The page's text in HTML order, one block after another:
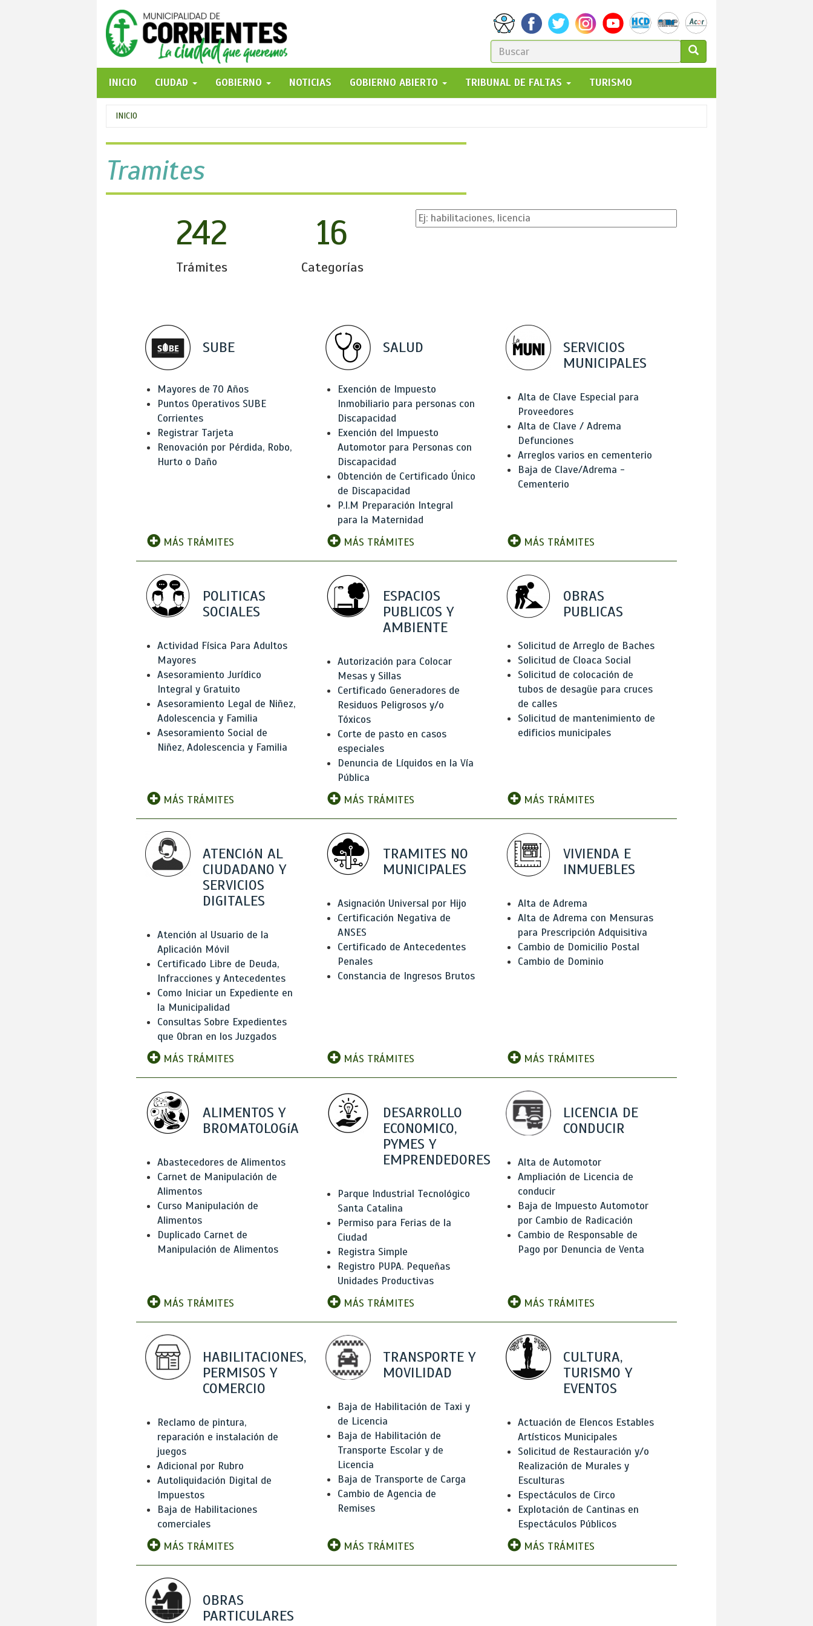
FORMULARIO
DE
BÚSQUEDA
GO!
INICIO
CIUDAD GOBIERNO NOTICIAS GOBIERNO ABIERTO TRIBUNAL DE FALTAS TURISMO
Se
encuentra
usted
aquí
INICIO
Tramites
242
Trámites
16
Categorías
SUBE
Mayores de 70 Años
Puntos Operativos SUBE
Corrientes
Registrar Tarjeta
Renovación por Pérdida, Robo,
Hurto o Daño
MÁS TRÁMITES
SALUD
Exención de Impuesto
Inmobiliario para personas con
Discapacidad
Exención del Impuesto
Automotor para Personas con
Discapacidad
Obtención de Certificado Único
de Discapacidad
P.I.M Preparación Integral
para la Maternidad
MÁS TRÁMITES
SERVICIOS
MUNICIPALES
Alta de Clave Especial para
Proveedores
Alta de Clave / Adrema
Defunciones
Arreglos varios en cementerio
Baja de Clave/Adrema -
Cementerio
MÁS TRÁMITES
POLITICAS
SOCIALES
Actividad Física Para Adultos
Mayores
Asesoramiento Jurídico
Integral y Gratuito
Asesoramiento Legal de Niñez,
Adolescencia y Familia
Asesoramiento Social de
Niñez, Adolescencia y Familia
MÁS TRÁMITES
ESPACIOS
PUBLICOS Y
AMBIENTE
Autorización para Colocar
Mesas y Sillas
Certificado Generadores de
Residuos Peligrosos y/o
Tóxicos
Corte de pasto en casos
especiales
Denuncia de Líquidos en la Vía
Pública
MÁS TRÁMITES
OBRAS
PUBLICAS
Solicitud de Arreglo de Baches
Solicitud de Cloaca Social
Solicitud de colocación de
tubos de desagüe para cruces
de calles
Solicitud de mantenimiento de
edificios municipales
MÁS TRÁMITES
ATENCIóN AL
CIUDADANO Y
SERVICIOS
DIGITALES
Atención al Usuario de la
Aplicación Móvil
Certificado Libre de Deuda,
Infracciones y Antecedentes
Como Iniciar un Expediente en
la Municipalidad
Consultas Sobre Expedientes
que Obran en los Juzgados
MÁS TRÁMITES
TRAMITES NO
MUNICIPALES
Asignación Universal por Hijo
Certificación Negativa de
ANSES
Certificado de Antecedentes
Penales
Constancia de Ingresos Brutos
MÁS TRÁMITES
VIVIENDA E
INMUEBLES
Alta de Adrema
Alta de Adrema con Mensuras
para Prescripción Adquisitiva
Cambio de Domicilio Postal
Cambio de Dominio
MÁS TRÁMITES
ALIMENTOS Y
BROMATOLOGíA
Abastecedores de Alimentos
Carnet de Manipulación de
Alimentos
Curso Manipulación de
Alimentos
Duplicado Carnet de
Manipulación de Alimentos
MÁS TRÁMITES
DESARROLLO
ECONOMICO,
PYMES Y
EMPRENDEDORES
Parque Industrial Tecnológico
Santa Catalina
Permiso para Ferias de la
Ciudad
Registra Simple
Registro PUPA. Pequeñas
Unidades Productivas
MÁS TRÁMITES
LICENCIA DE
CONDUCIR
Alta de Automotor
Ampliación de Licencia de
conducir
Baja de Impuesto Automotor
por Cambio de Radicación
Cambio de Responsable de
Pago por Denuncia de Venta
MÁS TRÁMITES
HABILITACIONES,
PERMISOS Y
COMERCIO
Reclamo de pintura,
reparación e instalación de
juegos
Adicional por Rubro
Autoliquidación Digital de
Impuestos
Baja de Habilitaciones
comerciales
MÁS TRÁMITES
TRANSPORTE Y
MOVILIDAD
Baja de Habilitación de Taxi y
de Licencia
Baja de Habilitación de
Transporte Escolar y de
Licencia
Baja de Transporte de Carga
Cambio de Agencia de
Remises
MÁS TRÁMITES
CULTURA,
TURISMO Y
EVENTOS
Actuación de Elencos Estables
Artísticos Municipales
Solicitud de Restauración y/o
Realización de Murales y
Esculturas
Espectáculos de Circo
Explotación de Cantinas en
Espectáculos Públicos
MÁS TRÁMITES
OBRAS
PARTICULARES